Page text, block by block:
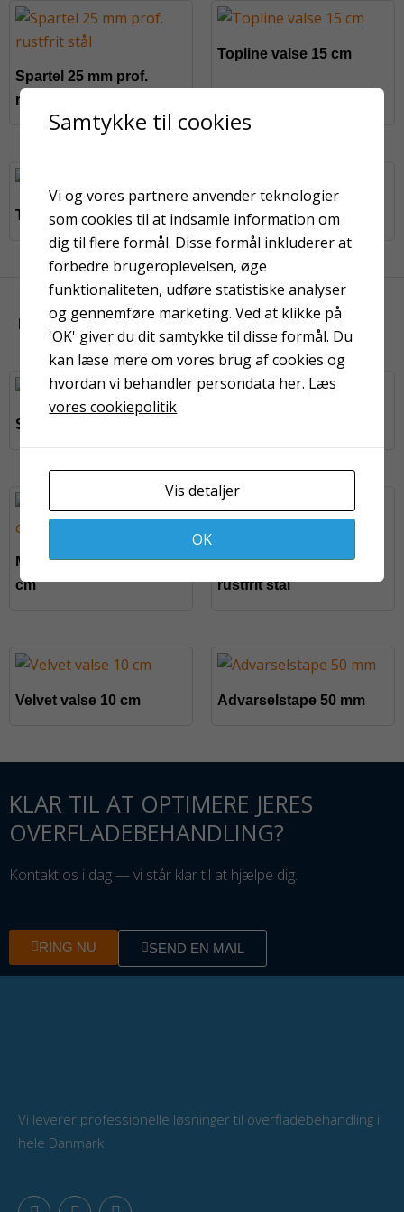
Spartel 25 mm prof.
rustfrit stål
Topline valse 15 cm
Topline valse 10 cm Rullespand 12 liter
KUNDER HAR OGSÅ KIGGET PÅ
Sprossepensel nr. 6
Magic strukturvalse 10
cm
Spartel 25 mm prof.
rustfrit stål
Velvet valse 10 cm Advarselstape 50 mm
KLAR TIL AT OPTIMERE JERES
OVERFLADEBEHANDLING?
Kontakt os i dag — vi står klar til at hjælpe dig.
RING NU SEND EN MAIL
Vi leverer professionelle løsninger til overfladebehandling i
hele Danmark
F L Y
Samtykke til cookies
Vi og vores partnere anvender teknologier
som cookies til at indsamle information om
dig til flere formål. Disse formål inkluderer at
forbedre brugeroplevelsen, øge
funktionaliteten, udføre statistiske analyser
og gennemføre marketing. Ved at klikke på
'OK' giver du dit samtykke til disse formål. Du
kan læse mere om vores brug af cookies og
hvordan vi behandler persondata her. Læs
vores cookiepolitik
Vis detaljer
OK